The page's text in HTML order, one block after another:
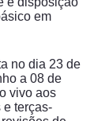
em
no dia 23 de
a 08 de
vivo aos
e terças-